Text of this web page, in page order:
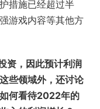
措施已经超过半
游戏内容等其他方
资，因此预计利润
些领域外，还讨论
何看待2022年的